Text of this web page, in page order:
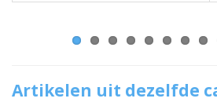
Artikelen uit dezelfde